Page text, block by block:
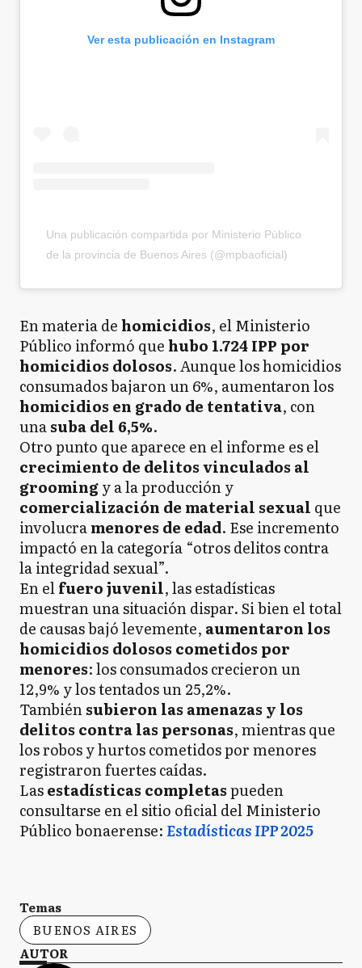
Ver esta publicación en Instagram
Una publicación compartida por Ministerio Público
de la provincia de Buenos Aires (@mpbaoficial)
En materia de homicidios, el Ministerio
Público informó que hubo 1.724 IPP por
homicidios dolosos. Aunque los homicidios
consumados bajaron un 6%, aumentaron los
homicidios en grado de tentativa, con
unasuba del 6,5%.
Otro punto que aparece en el informe es el
crecimiento de delitos vinculados al
groomingy a la producción y
comercialización de material sexual que
involucramenores de edad. Ese incremento
impactó en la categoría “otros delitos contra
la integridad sexual”.
En elfuero juvenil, las estadísticas
muestran una situación dispar. Si bien el total
de causas bajó levemente, aumentaron los
homicidios dolosos cometidos por
menores: los consumados crecieron un
12,9% y los tentados un 25,2%.
Tambiénsubieron las amenazas y los
delitos contra las personas, mientras que
los robos y hurtos cometidos por menores
registraron fuertes caídas.
Lasestadísticas completaspueden
consultarse en el sitio oficial del Ministerio
Público bonaerense:Estadísticas IPP 2025
Temas
BUENOS AIRES
AUTOR